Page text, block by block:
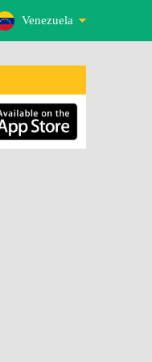
Venezuela